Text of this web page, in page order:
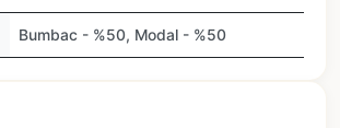
Bumbac - %50, Modal - %50